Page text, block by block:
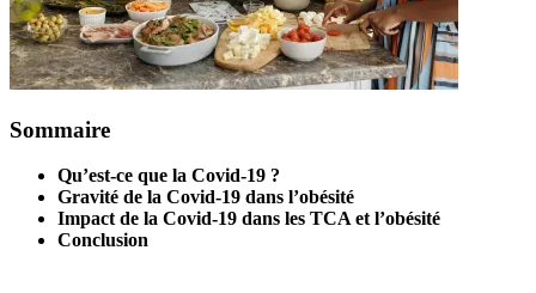
Sommaire
Qu’est-ce que la Covid-19 ?
Gravité de la Covid-19 dans l’obésité
Impact de la Covid-19 dans les TCA et l’obésité
Conclusion